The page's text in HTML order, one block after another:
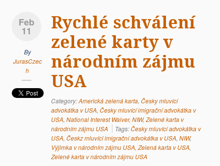
Feb
11
By
JurasCzec
h
Rychlé schválení
zelené karty v
národním zájmu
USA
Category:Americká zelená karta, Česky mluvící
advokátka v USA, Česky mluvící imigrační advokátka v
USA, National Interest Waiver, NIW,Zelené karta v
národním zájmu USA
Tags:Česky mluvící advokátka v
USA, Českz mluvící imigrační advokátka v USA, NIW,
Výjimka v národním zájmu USA, Zelená karta v USA,
Zelené karta v národním zájmu USA